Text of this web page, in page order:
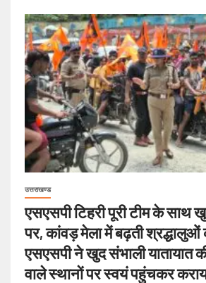
उत्तराखण्ड
एसएसपी टिहरी पूरी टीम के साथ
पर, कांवड़ मेला में बढ़ती
एसएसपी ने खुद संभाली यातायात
वाले स्थानों पर स्वयं पहुंचकर